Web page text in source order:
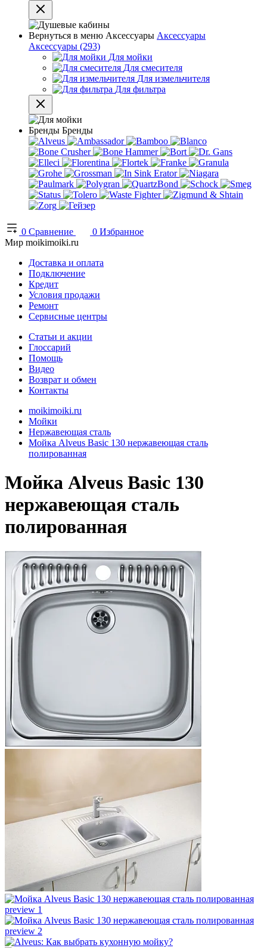
Вернуться в меню Аксессуары Аксессуары
Аксессуары (293)
Для мойки
Для смесителя
Для измельчителя
Для фильтра
Бренды Бренды
0 Сравнение 0 Избранное
Мир moikimoiki.ru
Доставка и оплата
Подключение
Кредит
Условия продажи
Ремонт
Сервисные центры
Статьи и акции
Глоссарий
Помощь
Видео
Возврат и обмен
Контакты
moikimoiki.ru
Мойки
Нержавеющая сталь
Мойка Alveus Basic 130 нержавеющая сталь
полированная
Мойка Alveus Basic 130
нержавеющая сталь
полированная